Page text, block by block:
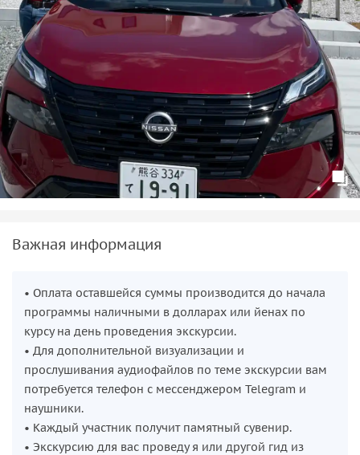
Со смотровой площадки на вершине горы (599 м)
откроется захватывающая панорама равнины Канто и вид
на гору Фудзияму. Здесь же расположен ресторан с
традиционной гречневой лапшой соба и японскими
напитками.
По желанию вы можете посетить Сад обезьян с 90
японскими макаками — у каждой есть имя и характер;
спуститься на фуникулёре и заглянуть в сувенирные лавки;
посетить традиционный японский онсэн (с объяснением
Что вы узнаете в путешествии
• какие легенды связаны с тэнгу и как они стали
хранителями Такао;
• почему гора Такао с древности считалась священной;
• какую роль играет храм Якуо‑ин в истории горных
паломничеств;
• как древние верования продолжают жить в
современной Японии.
Важная информация
• Оплата оставшейся суммы производится до начала
программы наличными в долларах или йенах по
курсу на день проведения экскурсии.
• Для дополнительной визуализации и
прослушивания аудиофайлов по теме экскурсии вам
потребуется телефон с мессенджером Telegram и
наушники.
• Каждый участник получит памятный сувенир.
• Экскурсию для вас проведу я или другой гид из